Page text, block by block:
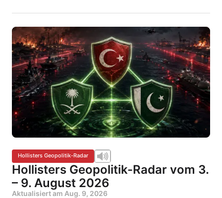
Hollisters Geopolitik-Radar
Hollisters Geopolitik-Radar vom 3.
– 9. August 2026
Aktualisiert am Aug. 9, 2026